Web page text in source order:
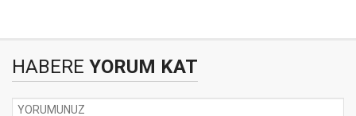
HABERE YORUM KAT